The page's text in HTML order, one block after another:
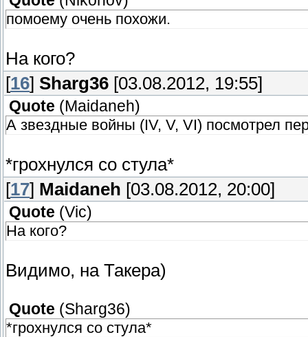
помоему очень похожи.
На кого?
[16] Sharg36 [03.08.2012, 19:55]
Quote (Maidaneh)
А звездные войны (IV, V, VI) посмотрел
*грохнулся со стула*
[17] Maidaneh [03.08.2012, 20:00]
Quote (Vic)
На кого?
Видимо, на Такера)
Quote (Sharg36)
*грохнулся со стула*